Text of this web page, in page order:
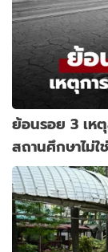
ย้อนรอย 3 เห
สถานศึกษาไม่